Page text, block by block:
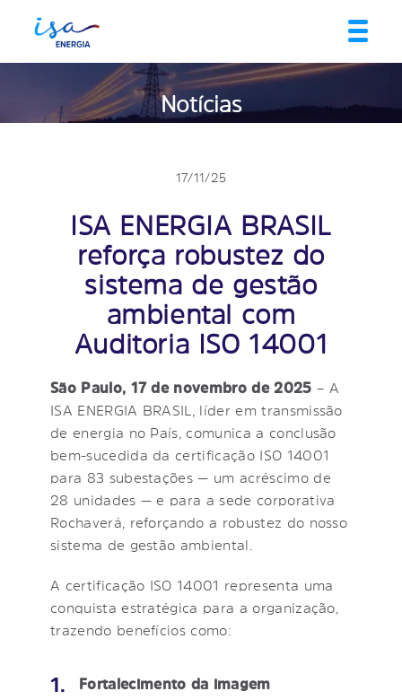
Notícias
17/11/25
ISA ENERGIA BRASIL
reforça robustez do
sistema de gestão
ambiental com
Auditoria ISO 14001
São Paulo, 17 de novembro de 2025 – A
ISA ENERGIA BRASIL, líder em transmissão
de energia no País, comunica a conclusão
bem-sucedida da certificação ISO 14001
para 83 subestações — um acréscimo de
28 unidades — e para a sede corporativa
Rochaverá, reforçando a robustez do nosso
sistema de gestão ambiental.
A certificação ISO 14001 representa uma
conquista estratégica para a organização,
trazendo benefícios como:
Fortalecimento da imagem